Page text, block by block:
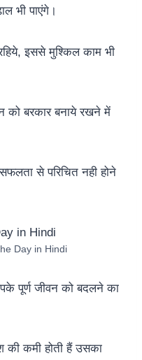
भी पाएंगे।
इससे मुश्किल काम भी
बरकार बनाये रखने में
से परिचित नही होने
Day in Hindi
पूर्ण जीवन को बदलने का
की कमी होती हैं उसका